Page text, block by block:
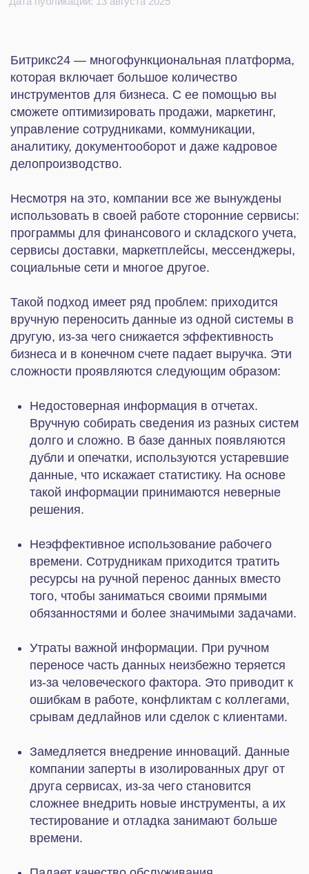
управление сотрудниками, коммуникации,
использовать в своей работе сторонние сервисы:
программы для финансового и складского учета,
сервисы доставки, маркетплейсы, мессенджеры,
социальные сети и многое другое.
Такой подход имеет ряд проблем: приходится
вручную переносить данные из одной системы в
другую, из-за чего снижается эффективность
бизнеса и в конечном счете падает выручка. Эти
Недостоверная информация в отчетах.
Вручную собирать сведения из разных систем
долго и сложно. В базе данных появляются
дубли и опечатки, используются устаревшие
данные, что искажает статистику. На основе
такой информации принимаются неверные
решения.
Неэффективное использование рабочего
времени. Сотрудникам приходится тратить
ресурсы на ручной перенос данных вместо
того, чтобы заниматься своими прямыми
обязанностями и более значимыми задачами.
Утраты важной информации. При ручном
ошибкам в работе, конфликтам с коллегами,
срывам дедлайнов или сделок с клиентами.
Замедляется внедрение инноваций. Данные
компании заперты в изолированных друг от
друга сервисах, из-за чего становится
сложнее внедрить новые инструменты, а их
тестирование и отладка занимают больше
времени.
Увеличивается срок обработки заявок, часть
обращений теряется и остается без ответа,
срываются сроки. Репутация бизнеса
портится, и клиенты уходят к конкурентам.
Возможность интеграции с Битрикс24 избавляет
между разными сервисами происходит
автоматически: переносить информацию
вручную уже не потребуется. Всеми процессами
и данными компании можно управлять в рамках
одного удобного и функционального сервиса с
интуитивно понятным и дружелюбным
интерфейсом.